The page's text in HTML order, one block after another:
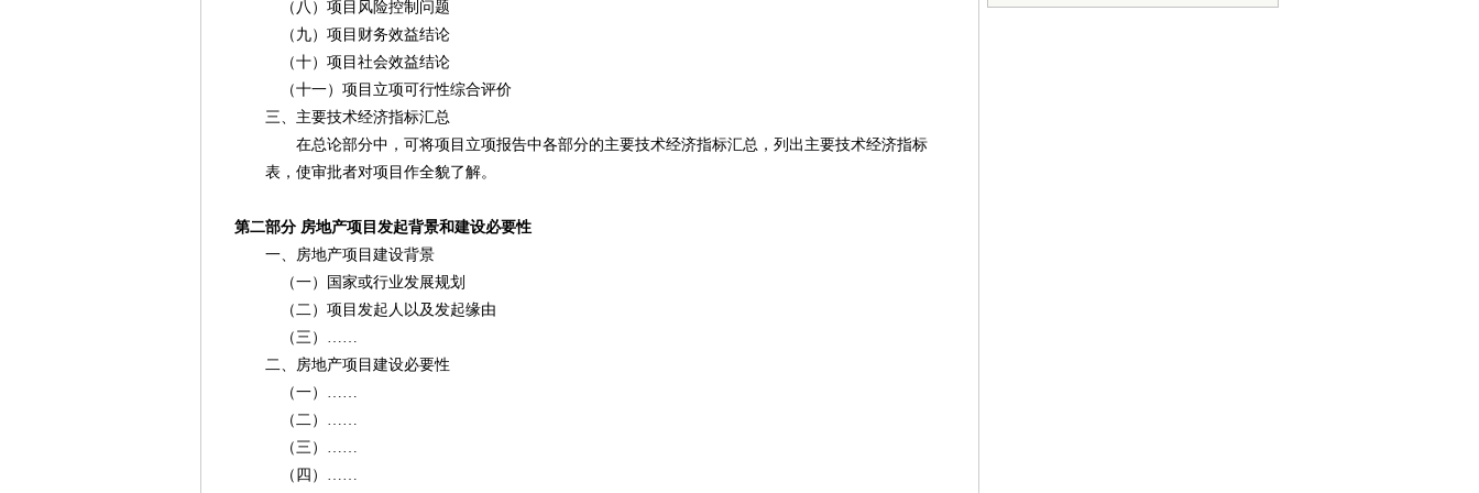
（八）项目风险控制问题
（九）项目财务效益结论
（十）项目社会效益结论
（十一）项目立项可行性综合评价
三、主要技术经济指标汇总
在总论部分中，可将项目立项报告中各部分的主要技术经济指标汇总，列出主要技术经济指标
表，使审批者对项目作全貌了解。
第二部分 房地产项目发起背景和建设必要性
一、房地产项目建设背景
（一）国家或行业发展规划
（二）项目发起人以及发起缘由
（三）……
二、房地产项目建设必要性
（一）……
（二）……
（三）……
（四）……